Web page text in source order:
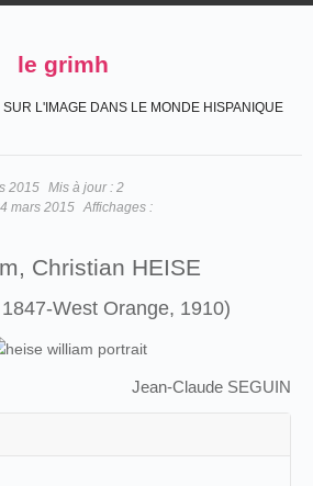
le grimh
L'IMAGE DANS LE MONDE HISPANIQUE
2015 Mis à jour : 2
mars 2015 Affichages :
Christian HEISE
West Orange, 1910)
Jean-Claude SEGUIN